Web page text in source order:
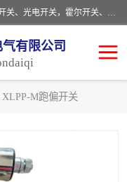
湖北杭荣电气有限公司是一家主要从事生产接近开关、光电开关，霍尔开关、两级跑偏开关、双向拉绳开关、速度监测器、皮带打滑开关、阻旋式料位开关、皮带纵向撕裂开关、溜槽堵塞开关、声光报警器、矿用磁性井筒开关等，主营行业：电气设备、仪器仪表制造, 高低压电器，成套电气设备，矿用防爆机电设备，皮带机综合保护系统，防爆电器，传感器，工矿配件，电器配件，自动化工业机器人的研发，制造，加工销售。
有限公司
XLPP-M跑偏开关
开关